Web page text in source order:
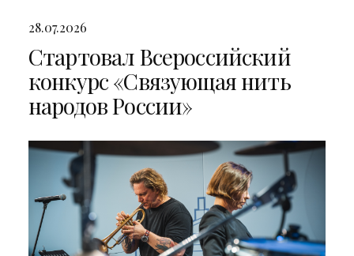
28.07.2026
Стартовал Всероссийский
конкурс «Связующая нить
народов России»